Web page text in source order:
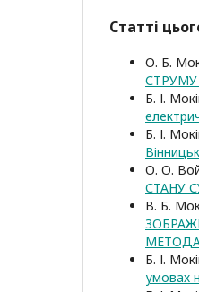
Статті
О. Б.
СТРУМУ
Б. І.
Б. І.
О. О.
СТАНУ
В. Б.
Б. І.
умовах